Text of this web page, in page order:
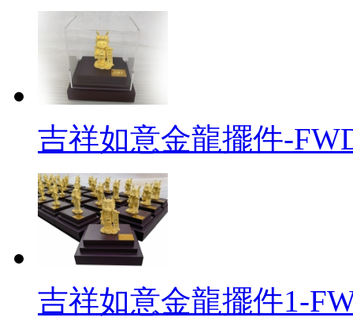
吉祥如意金龍擺件-
吉祥如意金龍擺件1-